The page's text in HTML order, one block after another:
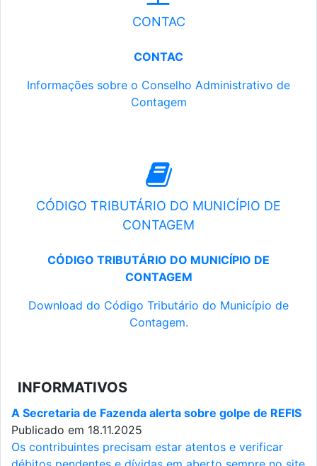
CONTAC
CONTAC
Informações sobre o Conselho Administrativo de
Contagem
CÓDIGO TRIBUTÁRIO DO MUNICÍPIO DE
CONTAGEM
CÓDIGO TRIBUTÁRIO DO MUNICÍPIO DE
CONTAGEM
Download do Código Tributário do Município de
Contagem.
INFORMATIVOS
A Secretaria de Fazenda alerta sobre golpe de REFIS
Publicado em 18.11.2025
Os contribuintes precisam estar atentos e verificar